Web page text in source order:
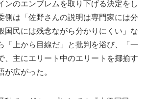
ンのエンブレムを取り下げる決定をし
側は「佐野さんの説明は専門家には分
国民には残念ながら分かりにくい」な
「上から目線だ」と批判を浴び、「一
、主にエリート中のエリートを揶揄す
広がった。